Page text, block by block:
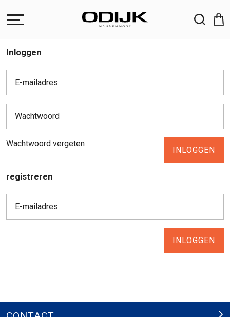
Inloggen
E-mailadres
Wachtwoord
Wachtwoord vergeten
INLOGGEN
registreren
E-mailadres
INLOGGEN